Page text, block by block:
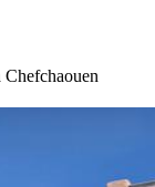
Chefchaouen